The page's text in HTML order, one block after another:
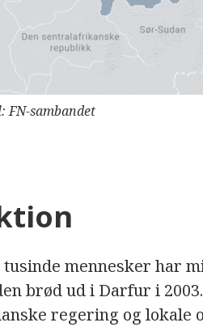
FN-sambandet
mennesker har
brød ud i Darfur i
regering og lokale